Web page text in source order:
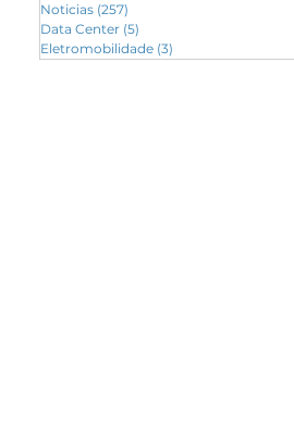
Noticias (257)
Data Center (5)
Eletromobilidade (3)